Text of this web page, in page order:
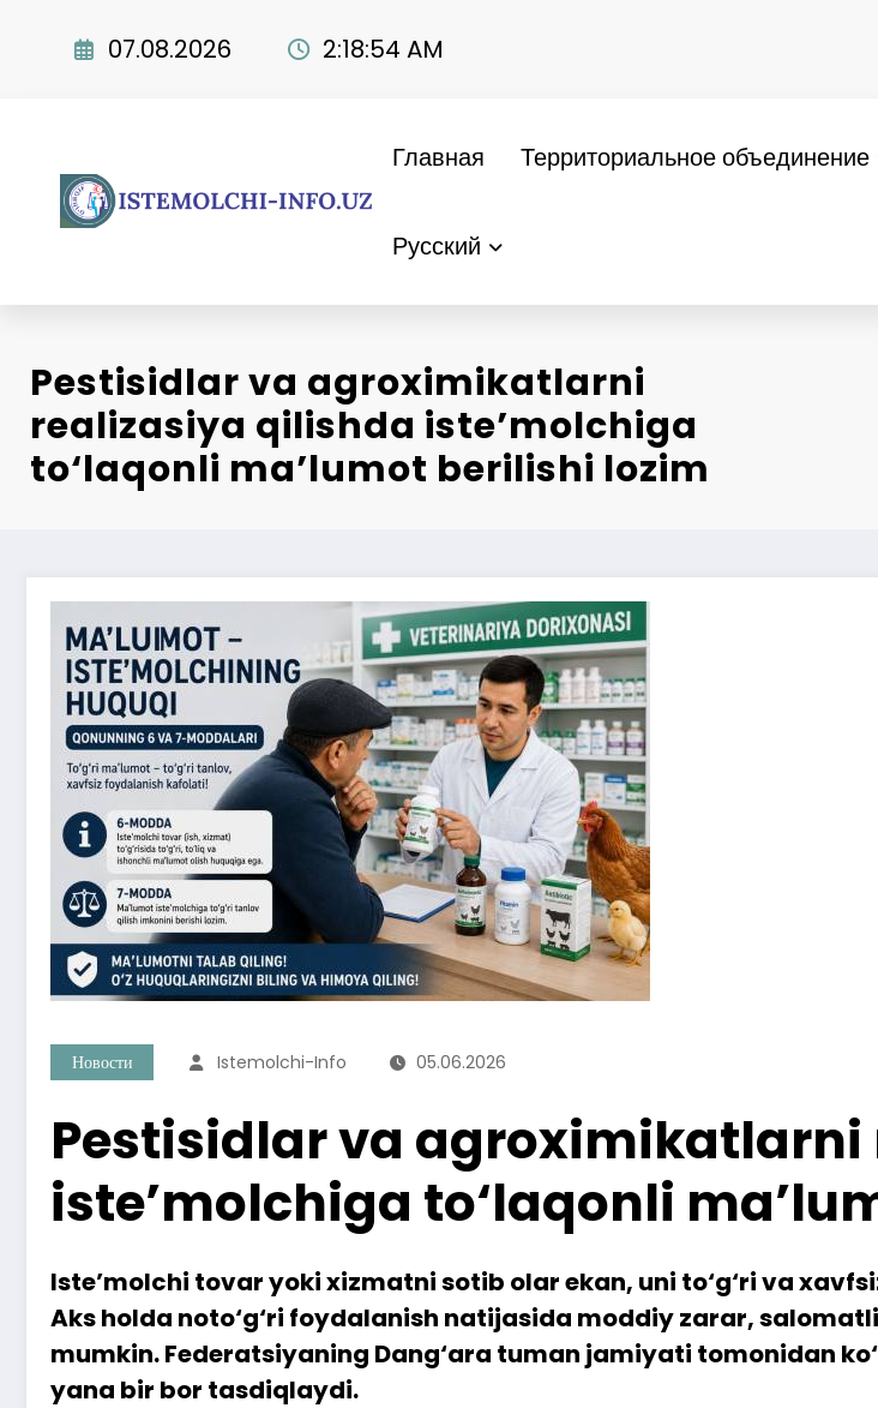
07.08.2026 2:18:55 AM
Главная Территориальное объединение
Русский
Pestisidlar va agroximikatlarni
realizasiya qilishda iste’molchiga
to‘laqonli ma’lumot berilishi lozim
Новости Istemolchi-Info 05.06.2026
Pestisidlar va
iste’molchiga to‘laqonli
Iste’molchi tovar yoki xizmatni sotib olar ekan, uni to‘g‘ri va
Aks holda noto‘g‘ri foydalanish natijasida moddiy zarar,
mumkin. Federatsiyaning Dang‘ara tuman jamiyati tomonidan
yana bir bor tasdiqlaydi.